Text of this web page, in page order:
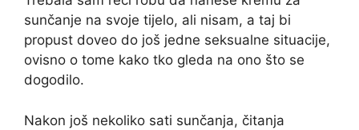
sunčanje na svoje tijelo, ali nisam, a taj bi
propust doveo do još jedne seksualne situacije,
ovisno o tome kako tko gleda na ono što se
dogodilo.
Nakon još nekoliko sati sunčanja, čitanja